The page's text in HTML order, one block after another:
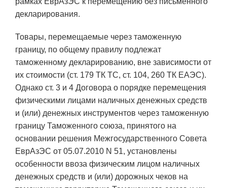
декларирования.
Товары, перемещаемые через таможенную
границу, по общему правилу подлежат
таможенному декларированию, вне зависимости от
их стоимости (ст. 179 ТК ТС, ст. 104, 260 ТК ЕАЭС).
Однако ст. 3 и 4 Договора о порядке перемещения
физическими лицами наличных денежных средств
и (или) денежных инструментов через таможенную
границу Таможенного союза, принятого на
основании решения Межгосударственного Совета
ЕврАзЭС от 05.07.2010 N 51, установлены
особенности ввоза физическим лицом наличных
денежных средств и (или) дорожных чеков на